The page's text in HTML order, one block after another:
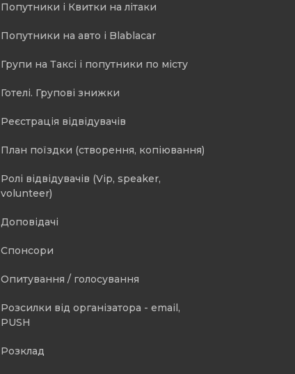
Попутники і Квитки на літаки
Попутники на авто і Blablacar
Групи на Таксі і попутники по місту
Готелі. Групові знижки
Реєстрація відвідувачів
План поїздки (створення, копіювання)
Ролі відвідувачів (Vip, speaker,
volunteer)
Доповідачі
Спонсори
Опитування / голосування
Розсилки від організатора - email,
PUSH
Розклад